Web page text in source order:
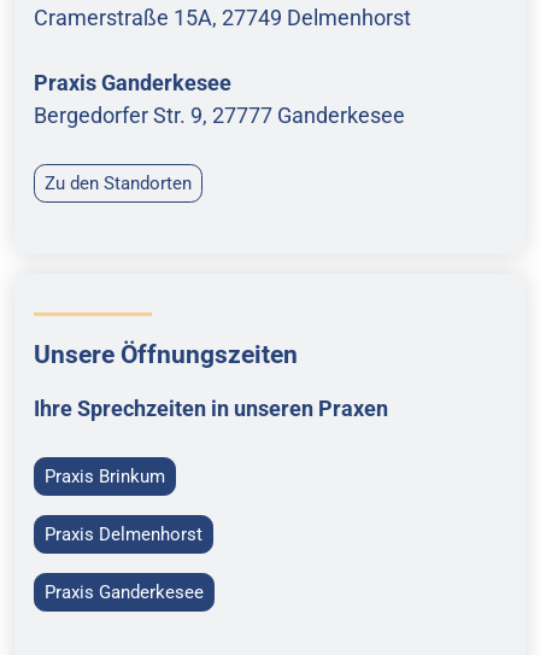
Cramerstraße 15A, 27749 Delmenhorst
Praxis Ganderkesee
Bergedorfer Str. 9, 27777 Ganderkesee
Zu den Standorten
Unsere Öffnungszeiten
Ihre Sprechzeiten in unseren Praxen
Praxis Brinkum
Praxis Delmenhorst
Praxis Ganderkesee